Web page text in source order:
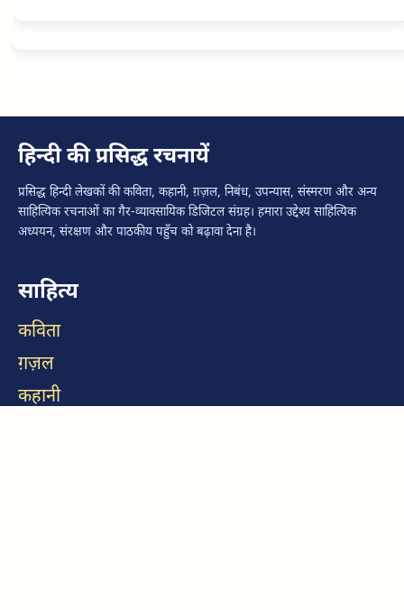
हिन्दी की प्रसिद्ध रचनायें
प्रसिद्ध हिन्दी लेखकों की कविता, कहानी, ग़ज़ल, निबंध, उपन्यास, संस्मरण और अन्य
साहित्यिक रचनाओं का गैर-व्यावसायिक डिजिटल संग्रह। हमारा उद्देश्य साहित्यिक
अध्ययन, संरक्षण और पाठकीय पहुँच को बढ़ावा देना है।
साहित्य
कविता
ग़ज़ल
कहानी